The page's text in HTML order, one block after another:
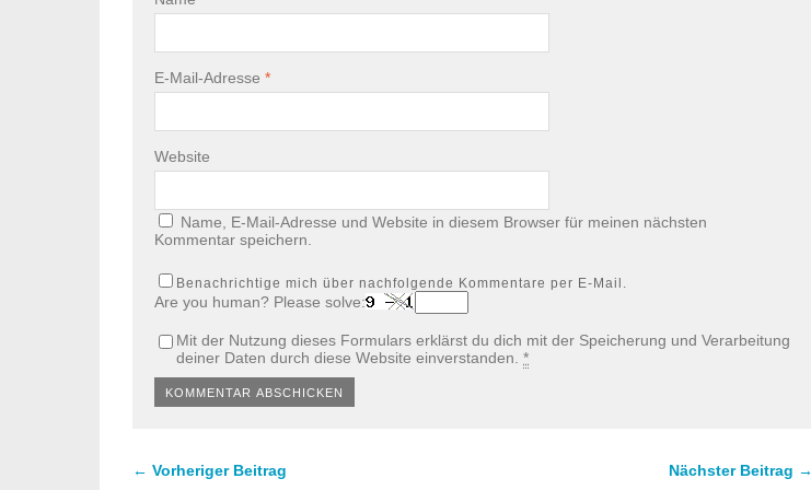
E-Mail-Adresse *
Website
Name, E-Mail-Adresse und Website in diesem Browser für meinen nächsten
Kommentar speichern.
Benachrichtige mich über nachfolgende Kommentare per E-Mail.
Are you human? Please solve:
Mit der Nutzung dieses Formulars erklärst du dich mit der Speicherung und Verarbeitung
deiner Daten durch diese Website einverstanden. *
← Vorheriger Beitrag Nächster Beitrag →